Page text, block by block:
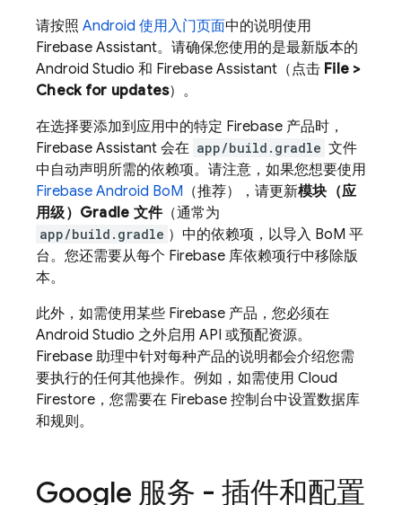
请按照 Android 使用入门页面中的说明使用
Firebase Assistant。请确保您使用的是最新版本的
Android Studio 和 Firebase Assistant（点击 File >
Check for updates）。
在选择要添加到应用中的特定 Firebase 产品时，
Firebase Assistant 会在 app/build.gradle 文件
中自动声明所需的依赖项。请注意，如果您想要使用
Firebase Android BoM （推荐） ，请更新模块（应
用级）Gradle 文件（通常为
app/build.gradle ）中的依赖项，以导入 BoM 平
台。您还需要从每个 Firebase 库依赖项行中移除版
本。
此外，如需使用某些 Firebase 产品，您必须在
Android Studio 之外启用 API 或预配资源。
Firebase 助理中针对每种产品的说明都会介绍您需
要执行的任何其他操作。例如，如需使用 Cloud
Firestore ，您需要在 Firebase 控制台中设置数据库
和规则。
Google 服务 - 插件和配置